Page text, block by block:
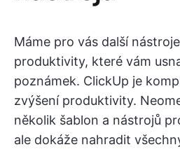
Máme pro vás další
produktivity, které vám
poznámek. ClickUp je
zvýšení produktivity.
několik šablon a nástrojů
ale dokáže nahradit